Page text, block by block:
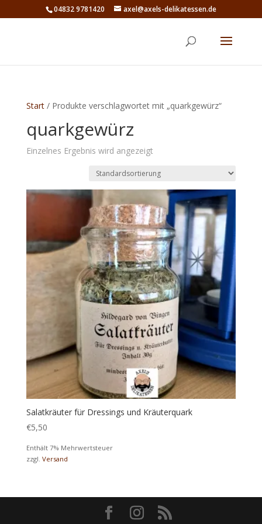
04832 9781420 axel@axels-delikatessen.de
Start/ Produkte verschlagwortet mit „quarkgewürz“
quarkgewürz
Einzelnes Ergebnis wird angezeigt
Salatkräuter für Dressings und Kräuterquark
€5,50
Enthält 7% Mehrwertsteuer
zzgl. Versand